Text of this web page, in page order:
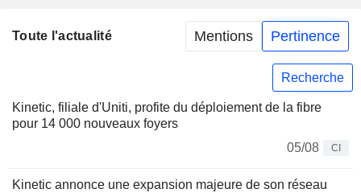
Toute l'actualité Mentions Pertinence
Recherche
Kinetic, filiale d'Uniti, profite du déploiement de la fibre
pour 14 000 nouveaux foyers
05/08
CI
Kinetic annonce une expansion majeure de son réseau